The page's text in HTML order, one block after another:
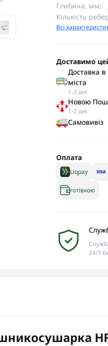
Глибина, мм:
Кількість
Всі
Доставимо
Доставка
міста
1-2 дні
Новою
1-2 дні
Самовивіз
Оплата
Liqpay
готівкою
24/7